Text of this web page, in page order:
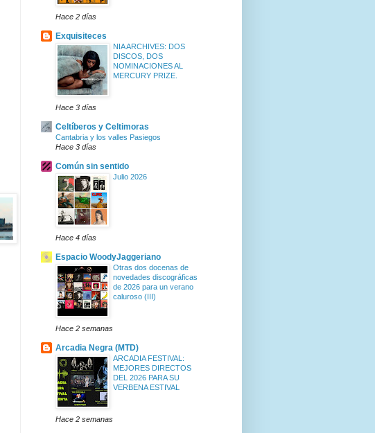
Hace 2 días
Exquisiteces
NIA ARCHIVES: DOS
DISCOS, DOS
NOMINACIONES AL
MERCURY PRIZE.
Hace 3 días
Celtíberos y Celtimoras
Cantabria y los valles Pasiegos
Hace 3 días
Común sin sentido
Julio 2026
Hace 4 días
Espacio WoodyJaggeriano
Otras dos docenas de
novedades discográficas
de 2026 para un verano
caluroso (III)
Hace 2 semanas
Arcadia Negra (MTD)
ARCADIA FESTIVAL:
MEJORES DIRECTOS
DEL 2026 PARA SU
VERBENA ESTIVAL
Hace 2 semanas